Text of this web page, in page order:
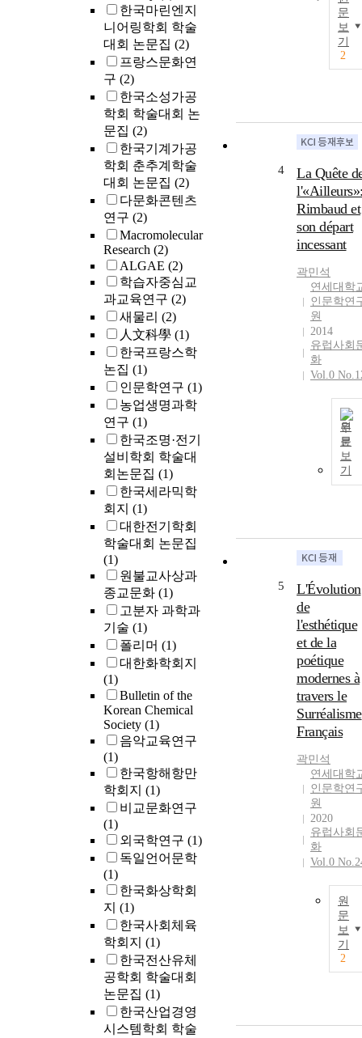
한국마린엔지
니어링학회 학술
대회 논문집 (2)
프랑스문화연
구 (2)
한국소성가공
학회 학술대회 논
문집 (2)
한국기계가공
학회 춘추계학술
대회 논문집 (2)
다문화콘텐츠
연구 (2)
Macromolecular
Research (2)
ALGAE (2)
학습자중심교
과교육연구 (2)
새물리 (2)
人文科學 (1)
한국프랑스학
논집 (1)
인문학연구 (1)
농업생명과학
연구 (1)
한국조명·전기
설비학회 학술대
회논문집 (1)
한국세라믹학
회지 (1)
대한전기학회
학술대회 논문집
(1)
원불교사상과
종교문화 (1)
고분자 과학과
기술 (1)
폴리머 (1)
대한화학회지
(1)
Bulletin of the
Korean Chemical
Society (1)
음악교육연구
(1)
한국항해항만
학회지 (1)
비교문화연구
(1)
외국학연구 (1)
독일언어문학
(1)
한국화상학회
지 (1)
한국사회체육
학회지 (1)
한국전산유체
공학회 학술대회
논문집 (1)
한국산업경영
시스템학회 학술
문
보
기
2
4
La Quête
Rimbaud et
son départ
incessant
곽민석
연세대학
인문학연
원
2014
유럽사회
화
Vol.0
원
문
보
기
5
L'Évolution
de
l'esthétique
et de la
poétique
modernes à
travers le
Surréalisme
Français
곽민석
연세대학
인문학연
원
2020
유럽사회
화
Vol.0
원
문
보
기
2